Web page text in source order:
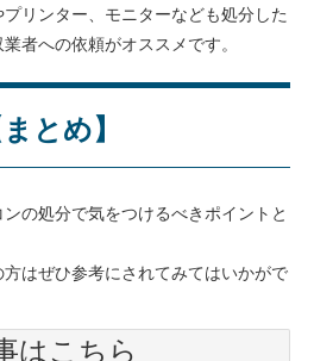
リンター、モニターなども処分した
者への依頼がオススメです。
まとめ】
の処分で気をつけるべきポイントと
はぜひ参考にされてみてはいかがで
はこちら